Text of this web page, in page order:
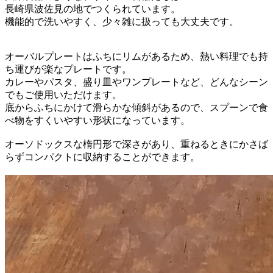
長崎県波佐見の地でつくられています。
機能的で洗いやすく、少々雑に扱っても大丈夫です。
オーバルプレートはふちにリムがあるため、熱い料理でも持
ち運びが楽なプレートです。
カレーやパスタ、盛り皿やワンプレートなど、どんなシーン
でもご使用いただけます。
底からふちにかけて滑らかな傾斜があるので、スプーンで食
べ物をすくいやすい形状になっています。
オーソドックスな楕円形で深さがあり、重ねるときにかさば
らずコンパクトに収納することができます。